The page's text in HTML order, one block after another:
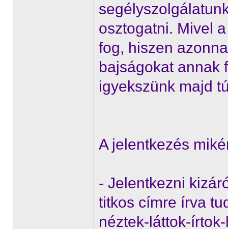
osztogatni. Mivel
fog, hiszen
bajságokat annak
igyekszünk majd
A jelentkezés
- Jelentkezni
titkos címre írva
néztek-láttok-